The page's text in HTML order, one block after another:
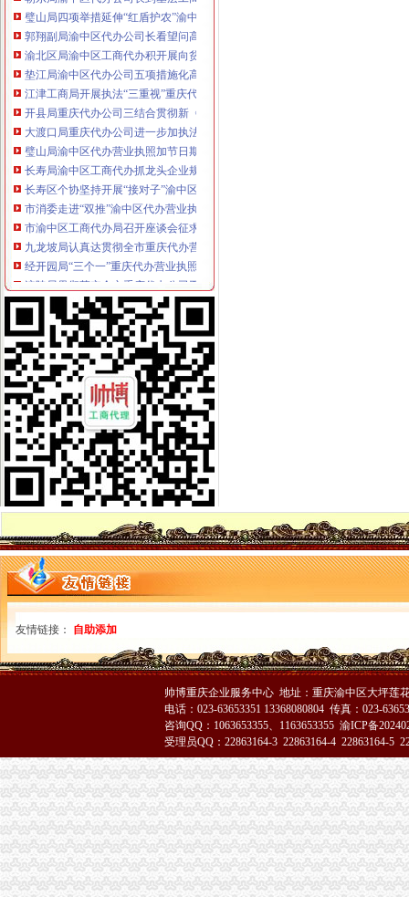
璧山局四项举措延伸“红盾护农”渝中区工商代办内涵
郭翔副局渝中区代办公司长看望问高新区工商分局干部职工
渝北区局渝中区工商代办积开展向贫困群众送温暖活动
垫江局渝中区代办公司五项措施化高危行业监管
江津工商局开展执法“三重视”重庆代办公司活动
开县局重庆代办公司三结合贯彻新《公司法》和《公司登记管理条例》
大渡口局重庆代办公司进一步加执法质量管理工作
璧山局渝中区代办营业执照加节日期间商标专用权保护
长寿局渝中区工商代办抓龙头企业规范农资管理
长寿区个协坚持开展“接对子”渝中区工商代办活动扶持贫困获好评
市消委走进“双推”渝中区代办营业执照企业加消费指导工作
市渝中区工商代办局召开座谈会征求企业代表意见
九龙坡局认真达贯彻全市重庆代办营业执照工商局长会精
经开园局“三个一”重庆代办营业执照达贯彻全市工商局长会议精
涪陵局贯彻落实全市重庆代办公司工商局长会议精
璧山局“四到位”渝中区工商代办贯彻落实全市工商局长会议精
涪陵局狠抓夏季市重庆代办公司场消防安全
江北局“四化”渝中区工商代办迅速达市局局长会议精
沙坪坝局及时达全市渝中区代办公司工商局长会议精
北碚局及时达贯彻全市重庆代办公司工商局长会议精
巴南局快速达全市渝中区代办公司工商局长会议精
万州局认真贯彻全市渝中区代办公司工商局长会议精
市渝中区代办公司公布网站7月份月评结果 市工商局和渝北区分列两项第一
市渝中区工商代办局召开全市工商行政管理局长会议
南岸局渝中区代办公司被评为2001—2005年全国工商行政管理系统法制宣教育
市渝中区工商代办局积落实市领导指示规范洪崖洞景区广告支持民企发展
云局渝中区代办营业执照五严措施遏制虚招生广告
工商局落实汪洋书记、鸿举市长等市领导指示精加快推进工商行政管理由“统管
忠县局狠抓“四点”渝中区代办公司整广告市场见成效
永川局渝中区代办营业执照四化确保经纪人备案工作顺利开展
荣昌局重庆代办营业执照建立信用信息化建设四项监督考核机制
渝中区个协会组织召开民营经济发展座谈会
周朝东局重庆代办公司长批示学习昆山先进经验
璧山县工商局重庆代办公司100多名干部奔赴火灾现场救火
垫江局五项措施进一步深入开展“走近三农”渝中区代办营业执照活动
綦江局重庆代办营业执照引导品牌汽车经营 促进地方经济发展
长寿局三项措施贯彻落实市渝中区代办公司局办公室主任会精
刘伍伦副巡视员到梁平局渝中区代办营业执照屏锦工商所调研
市局信用处、信息中心认真学习贯彻全市工商行政管理局长会议精和汪洋书记
市重庆代办营业执照局单衍华副局长深入中介组织诚恳听取意见
涪陵局渝中区工商代办积开展纠正购销和服务中不正之风专项理工作
万州局采取“九查九考”渝中区工商代办措施助推“订单农业”合同帮扶
梁平局“五加五夯实”渝中区工商代办促进“整体转型”
市渝中区代办营业执照工商局三项措施化农民工工资清欠工作
刘伍伦副巡视到沙区青木关工商所调研
友情链接： 自助添加
帅博重庆企业服务中心 地址：重庆渝中区大坪莲
电话：023-63653351 13368080804 传真：023-
咨询QQ：1063653355、1163653355 渝ICP备
受理员QQ：22863164-3 22863164-4 22863164-5